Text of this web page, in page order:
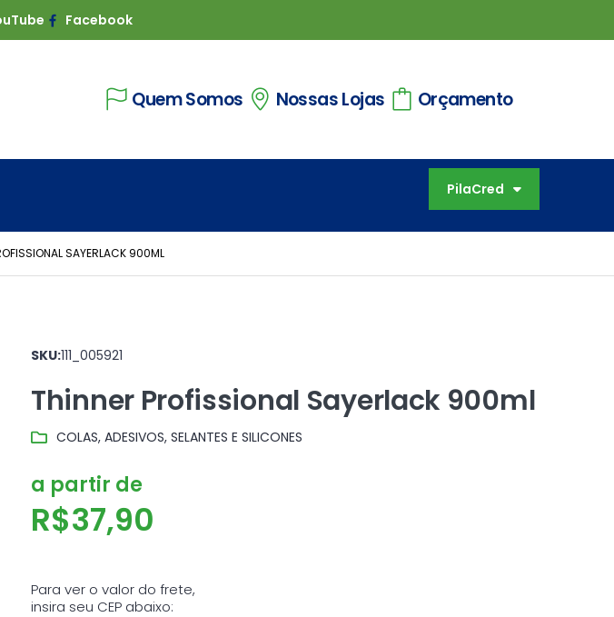
Facebook
Quem Somos Nossas Lojas Orçamento
PilaCred
SAYERLACK 900ML
SKU:111_005921
Thinner Profissional Sayerlack 900ml
COLAS, ADESIVOS, SELANTES E SILICONES
a partir de
R$37,90
Para ver o valor do frete,
insira seu CEP abaixo: